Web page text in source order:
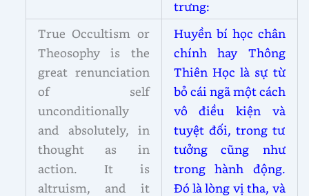
trưng:
True Occultism or
Theosophy is the
great renunciation
of self
unconditionally
and absolutely, in
thought as in
action. It is
altruism, and it
Huyền bí học chân
chính hay Thông
Thiên Học là sự từ
bỏ cái ngã một cách
vô điều kiện và
tuyệt đối, trong tư
tưởng cũng như
trong hành động.
Đó là lòng vị tha, và